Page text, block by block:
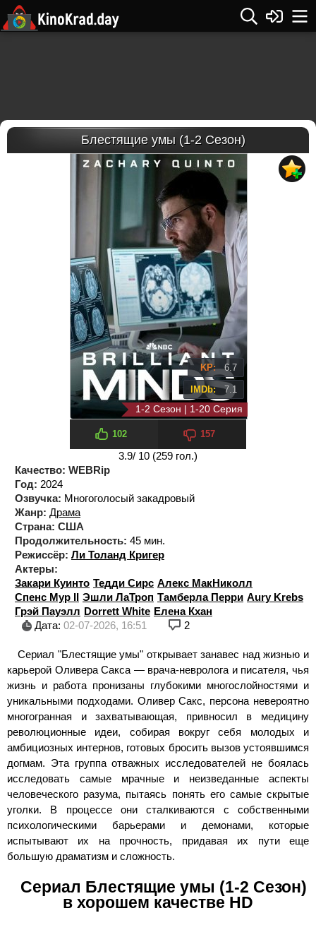
Блестящие умы (1-2 Сезон)
2 сезон 10 серия
1-2 Сезон | 1-20 Серия
KP: 6.7
IMDb: 7.1
102 157
3.9/ 10 (259 гол.)
Качество: WEBRip
Год: 2024
Озвучка: Многоголосый закадровый
Жанр: Драма
Страна: США
Продолжительность: 45 мин.
Режиссёр: Ли Толанд Кригер
Актеры:
Закари Куинто Тедди Сирс Алекс МакНиколл
Спенс Мур II Эшли ЛаТроп Тамберла Перри Aury Krebs
Грэй Пауэлл Dorrett White Елена Кхан
Дата: 02-07-2026, 16:51 2
Сериал "Блестящие умы" открывает занавес над жизнью и
карьерой Оливера Сакса — врача-невролога и писателя, чья
жизнь и работа пронизаны глубокими многослойностями и
уникальными подходами. Оливер Сакс, персона невероятно
многогранная и захватывающая, привносил в медицину
революционные идеи, собирая вокруг себя молодых и
амбициозных интернов, готовых бросить вызов устоявшимся
догмам. Эта группа отважных исследователей не боялась
исследовать самые мрачные и неизведанные аспекты
человеческого разума, пытаясь понять его самые скрытые
уголки. В процессе они сталкиваются с собственными
психологическими барьерами и демонами, которые
испытывают их на прочность, придавая их пути еще
большую драматизм и сложность.
Сериал Блестящие умы (1-2 Сезон)
в хорошем качестве HD